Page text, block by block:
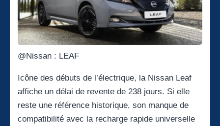
@Nissan : LEAF
Icône des débuts de l’électrique, la Nissan Leaf
affiche un délai de revente de 238 jours. Si elle
reste une référence historique, son manque de
compatibilité avec la recharge rapide universelle